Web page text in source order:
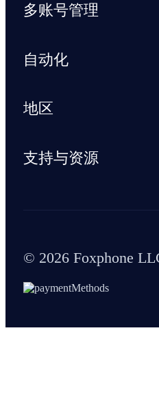
多账号管理
自动化
地区
支持与资源
© 2026 Foxphone